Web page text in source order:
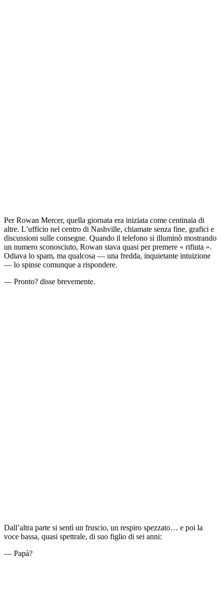
Per Rowan Mercer, quella giornata era iniziata come centinaia di
altre. L’ufficio nel centro di Nashville, chiamate senza fine, grafici e
discussioni sulle consegne. Quando il telefono si illuminò mostrando
un numero sconosciuto, Rowan stava quasi per premere « rifiuta ».
Odiava lo spam, ma qualcosa — una fredda, inquietante intuizione
— lo spinse comunque a rispondere.
— Pronto? disse brevemente.
Dall’altra parte si sentì un fruscio, un respiro spezzato… e poi la
voce bassa, quasi spettrale, di suo figlio di sei anni:
— Papà?